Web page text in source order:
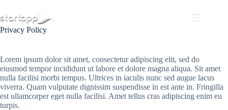
contenido
Privacy Policy
Lorem ipsum dolor sit amet, consectetur adipiscing elit, sed do
eiusmod tempor incididunt ut labore et dolore magna aliqua. Sit amet
nulla facilisi morbi tempus. Ultrices in iaculis nunc sed augue lacus
viverra. Quam vulputate dignissim suspendisse in est ante in. Fringilla
est ullamcorper eget nulla facilisi. Amet tellus cras adipiscing enim eu
turpis.